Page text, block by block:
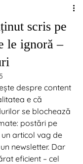
scris pe
le ignoră –
despre content
e că
se blochează
postări pe
articol vag de
newsletter. Dar
eficient – cel